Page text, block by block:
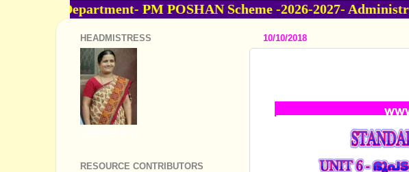
Department- PM POSHAN Scheme -2026-
10/10/2018
HEADMISTRESS
RESOURCE CONTRIBUTORS